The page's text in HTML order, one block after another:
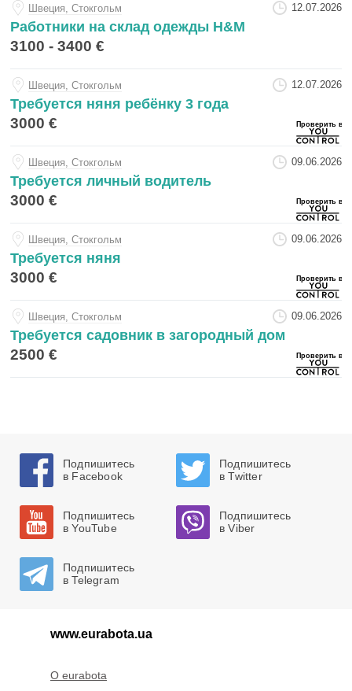
Швеция, Стокгольм 12.07.2026
Работники на склад одежды H&M
3100 - 3400 €
Швеция, Стокгольм 12.07.2026
Требуется няня ребёнку 3 года
3000 €
Швеция, Стокгольм 09.06.2026
Требуется личный водитель
3000 €
Швеция, Стокгольм 09.06.2026
Требуется няня
3000 €
Швеция, Стокгольм 09.06.2026
Требуется садовник в загородный дом
2500 €
Подпишитесь
в Facebook
Подпишитесь
в Twitter
Подпишитесь
в YouTube
Подпишитесь
в Viber
Подпишитесь
в Telegram
www.eurabota.ua
O eurabota